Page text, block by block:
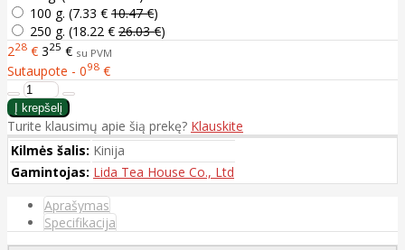
100 g. (7.33 € 10.47 €)
250 g. (18.22 € 26.03 €)
228 € 325 € su PVM
Sutaupote - 098 €
Turite klausimų apie šią prekę? Klauskite
Kilmės šalis: Kinija
Gamintojas: Lida Tea House Co., Ltd
Aprašymas
Specifikacija